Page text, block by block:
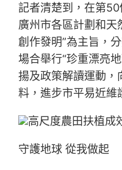
記者清楚到，在第50
廣州市各區計劃和天
創作發明”為主旨，
場合舉行“珍重漂亮
揚及政策解讀運動，
料，進步市平易近維
高尺度農田扶植成
守護地球 從我做起